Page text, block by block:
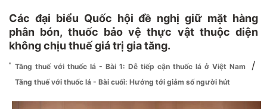
Các đại biểu Quốc hội đề nghị giữ mặt hàng
phân bón, thuốc bảo vệ thực vật thuộc diện
không chịu thuế giá trị gia tăng.
Tăng thuế với thuốc lá - Bài 1: Dễ tiếp cận thuốc lá ở Việt Nam /
Tăng thuế với thuốc lá - Bài cuối: Hướng tới giảm số người hút